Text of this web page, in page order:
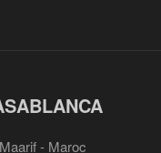
- Maroc